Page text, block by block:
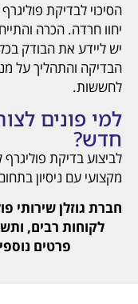
הסיכוי לבדיקת
יחוו חרדה. הכרה
יש ליידע את הבודק
הבדיקה והתהליך על
לחששות.
למי פונים
חדש?
לביצוע בדיקת
מקצועי עם ניסיון
חברת גוזלן שירותי
לקוחות רבים,
פרטים נוספים